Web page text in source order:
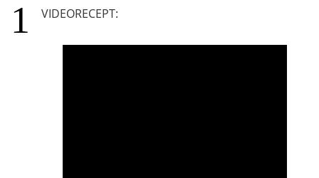
VIDEORECEPT: